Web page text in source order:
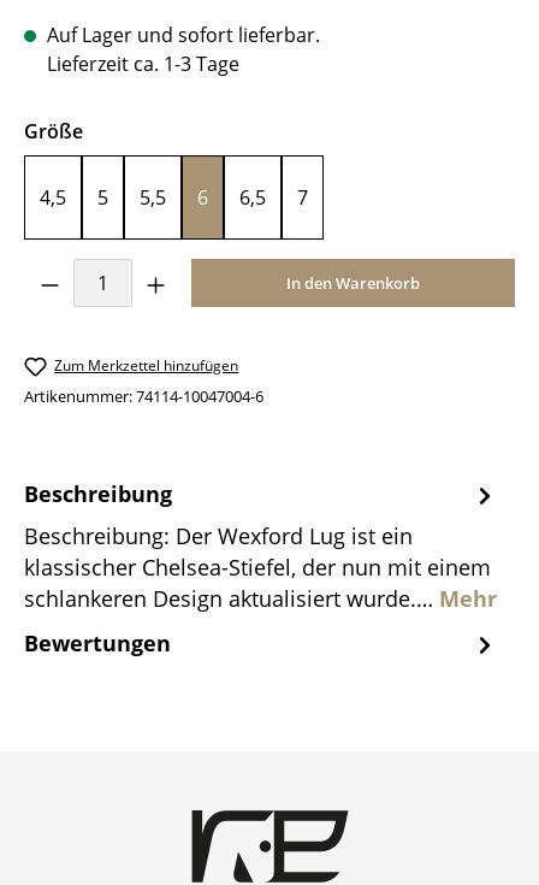
Auf Lager und sofort lieferbar.
Lieferzeit ca. 1-3 Tage
Größeauswählen
4,5 5 5,5 6 6,5 7
Produkt Anzahl: Gib den gewünschten
In den Warenkorb
Zum Merkzettel hinzufügen
Artikenummer:74114-10047004-6
Beschreibung
Beschreibung: Der Wexford Lug ist ein
klassischer Chelsea-Stiefel, der nun mit einem
schlankeren Design aktualisiert wurde.… Mehr
Bewertungen